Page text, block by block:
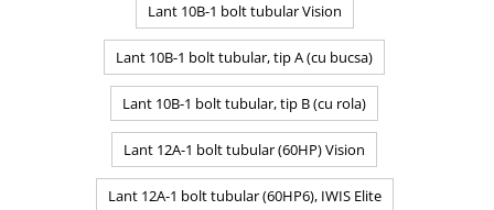
Lant 10B-1 bolt tubular Vision
Lant 10B-1 bolt tubular, tip A (cu bucsa)
Lant 10B-1 bolt tubular, tip B (cu rola)
Lant 12A-1 bolt tubular (60HP) Vision
Lant 12A-1 bolt tubular (60HP6), IWIS Elite